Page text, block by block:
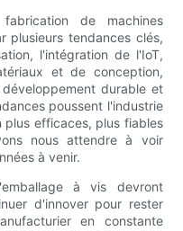
de machines
plusieurs tendances clés,
l'intégration de l'IoT,
et de conception,
durable et
poussent l'industrie
efficaces, plus fiables
nous attendre à voir
à venir.
à vis devront
d'innover pour rester
en constante